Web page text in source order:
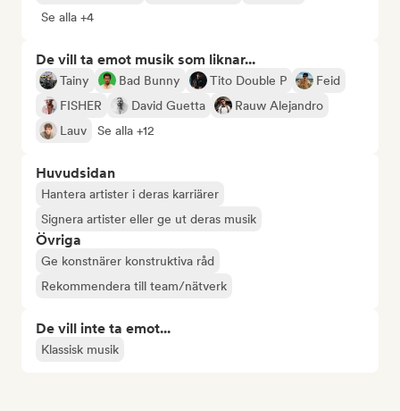
Se alla +4
De vill ta emot musik som liknar...
Tainy Bad Bunny Tito Double P
Feid
FISHER
David Guetta
Rauw Alejandro
Lauv
Se alla +12
Huvudsidan
Hantera artister i deras karriärer
Signera artister eller ge ut deras musik
Övriga
Ge konstnärer konstruktiva råd
Rekommendera till team/nätverk
De vill inte ta emot...
Klassisk musik